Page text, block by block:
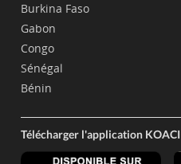
Burkina Faso
Gabon
Congo
Sénégal
Bénin
Télécharger l'application KOACI